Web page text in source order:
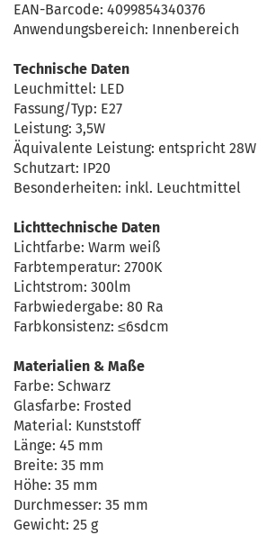
EAN-Barcode: 4099854340376
Anwendungsbereich: Innenbereich
Technische Daten
Leuchmittel: LED
Fassung/Typ: E27
Leistung: 3,5W
Äquivalente Leistung: entspricht 28W
Schutzart: IP20
Besonderheiten: inkl. Leuchtmittel
Lichttechnische Daten
Lichtfarbe: Warm weiß
Farbtemperatur: 2700K
Lichtstrom: 300lm
Farbwiedergabe: 80 Ra
Farbkonsistenz: ≤6sdcm
Materialien & Maße
Farbe: Schwarz
Glasfarbe: Frosted
Material: Kunststoff
Länge: 45 mm
Breite: 35 mm
Höhe: 35 mm
Durchmesser: 35 mm
Gewicht: 25 g